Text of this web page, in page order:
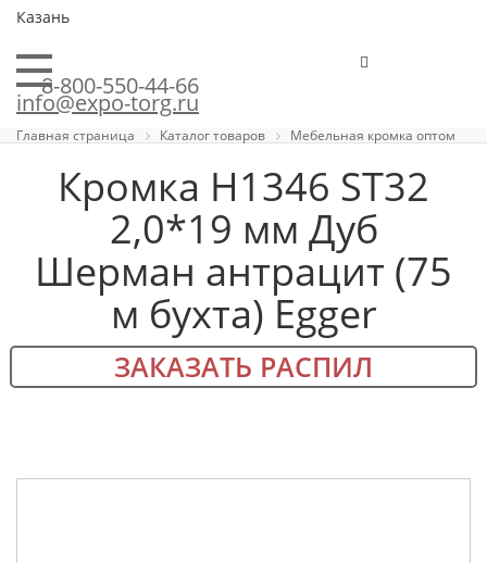
Казань
8-800-550-44-66
info@expo-torg.ru
Главная страница Каталог товаров Мебельная кромка оптом
Кромка H1346 ST32
2,0*19 мм Дуб
Шерман антрацит (75
м бухта) Egger
ЗАКАЗАТЬ РАСПИЛ